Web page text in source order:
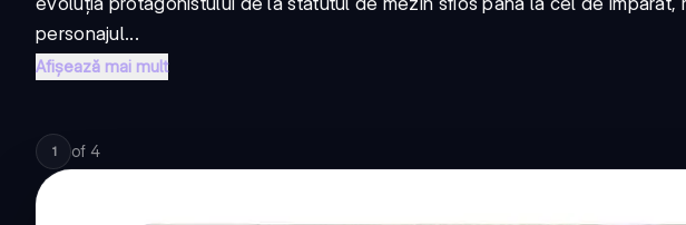
personajul...
Afișează mai mult
1 of 4